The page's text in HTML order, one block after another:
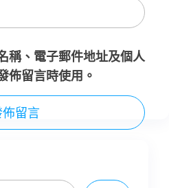
稱、電子郵件地址及個人
佈留言時使用。